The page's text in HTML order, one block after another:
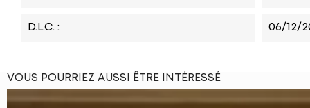
D.L.C. : 06/12/
VOUS POURRIEZ AUSSI ÊTRE INTÉRESSÉ